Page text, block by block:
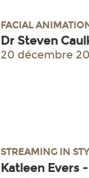
FACIAL
Dr Steven
20 décembre
STREAMING IN
Katleen Evers -